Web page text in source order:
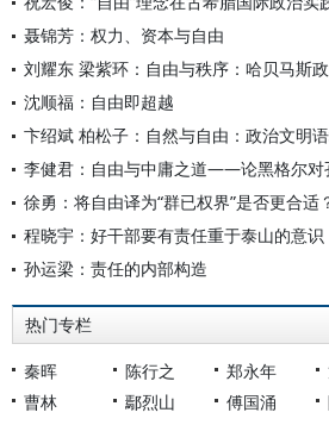
聂锦芳：权力、资本与自由
刘耀东 梁紫环：自由与秩序：哈贝马斯
沈顺福：自由即超越
卞绍斌 柏松子：自然与自由：政治文明
李健君：自由与中庸之道——论黑格尔对
徐勇：将自由译为“群已权界”是否更合适
程晓宇：好干部要有责任重于泰山的意识
孙运梁：责任的内部构造
热门专栏
秦晖 陈行之 郑永年
曹林
鄢烈山 傅国涌